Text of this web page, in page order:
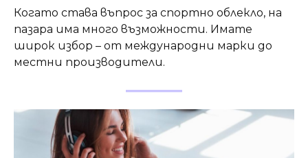
Когато става въпрос за спортно облекло, на
пазара има много възможности. Имате
широк избор – от международни марки до
местни производители.